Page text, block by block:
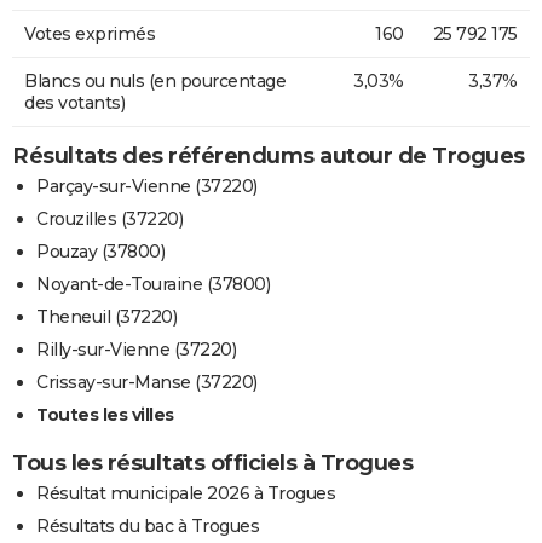
Votes exprimés 160 25 792 175
Blancs ou nuls (en pourcentage
des votants)
3,03% 3,37%
Résultats des référendums autour de Trogues
Parçay-sur-Vienne (37220)
Crouzilles (37220)
Pouzay (37800)
Noyant-de-Touraine (37800)
Theneuil (37220)
Rilly-sur-Vienne (37220)
Crissay-sur-Manse (37220)
Toutes les villes
Tous les résultats officiels à Trogues
Résultat municipale 2026 à Trogues
Résultats du bac à Trogues